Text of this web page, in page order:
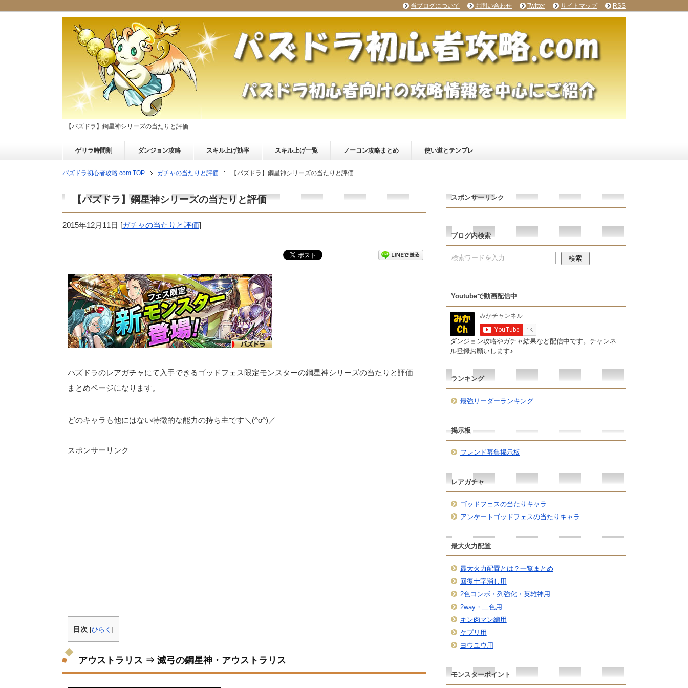
【パズドラ】鋼星神シリーズの当たりと評価
ゲリラ時間割 ダンジョン攻略 スキル上げ効率 スキル上げ一覧 ノーコン攻略まとめ 使い道とテンプレ
パズドラ初心者攻略.com TOP ガチャの当たりと評価 【パズドラ】鋼星神シリーズの当たりと評価
【パズドラ】鋼星神シリーズの当たりと評価
2015年12月11日 [ガチャの当たりと評価]
パズドラのレアガチャにて入手できるゴッドフェス限定モンスターの鋼星神シリーズの当たりと評価
まとめページになります。
どのキャラも他にはない特徴的な能力の持ち主です＼(^o^)／
スポンサーリンク
目次 [ひらく ]
アウストラリス ⇒ 滅弓の鋼星神・アウストラリス
スポンサーリンク
ブログ内検索
Youtubeで動画配信中
ダンジョン攻略やガチャ結果など配信中です。チャンネ
ル登録お願いします♪
ランキング
最強リーダーランキング
掲示板
フレンド募集掲示板
レアガチャ
ゴッドフェスの当たりキャラ
アンケートゴッドフェスの当たりキャラ
最大火力配置
最大火力配置とは？一覧まとめ
回復十字消し用
2色コンボ・列強化・英雄神用
2way・二色用
キン肉マン編用
ケプリ用
ヨウユウ用
モンスターポイント
当ブログについて お問い合わせ Twitter サイトマップ RSS